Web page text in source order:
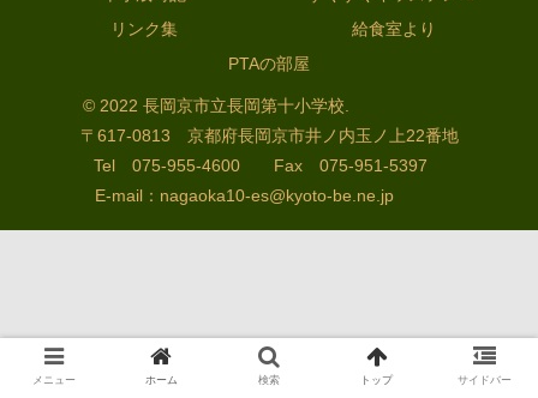
リンク集
給食室より
PTAの部屋
© 2022 長岡京市立長岡第十小学校.
〒617-0813 京都府長岡京市井ノ内玉ノ上22番地
Tel 075-955-4600 Fax 075-951-5397
E‐mail： nagaoka10-es@kyoto-be.ne.jp
メニュー ホーム 検索 トップ サイドバー